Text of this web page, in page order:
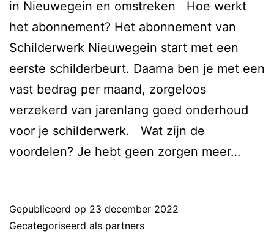
in Nieuwegein en omstreken Hoe werkt
het abonnement?​ Het abonnement van
Schilderwerk Nieuwegein start met een
eerste schilderbeurt. Daarna ben je met een
vast bedrag per maand, zorgeloos
verzekerd van jarenlang goed onderhoud
voor je schilderwerk. Wat zijn de
voordelen? Je hebt geen zorgen meer…
Gepubliceerd op 23 december 2022
Gecategoriseerd als partners